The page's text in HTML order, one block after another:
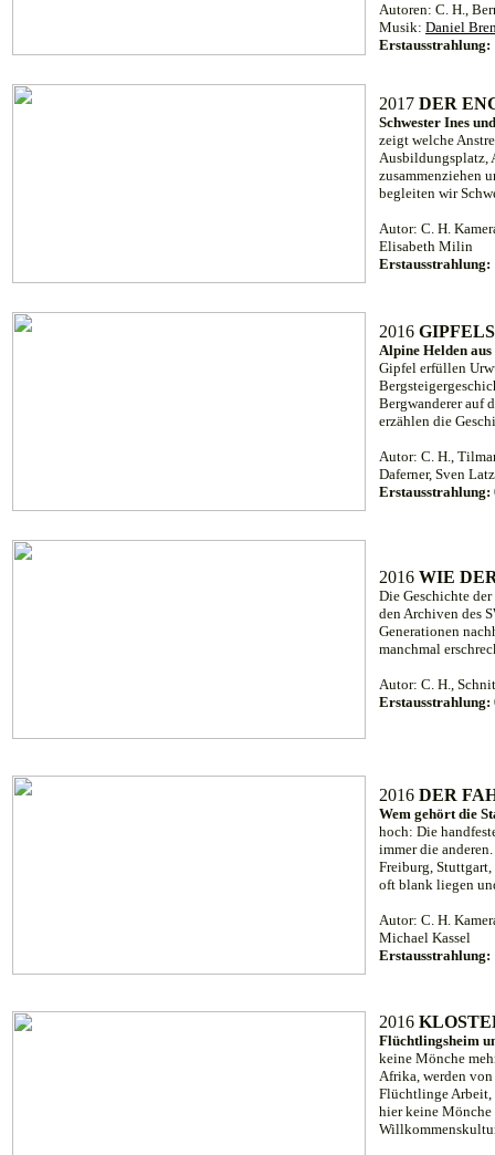
Autoren: C. H.,
Musik: Daniel
Erstausstrahlung:
2017 DER
Schwester Ines
zeigt welche
Ausbildungsplatz,
zusammenziehen
begleiten wir
Autor: C. H.
Elisabeth Milin
Erstausstrahlung:
2016
Alpine Helden aus
Gipfel erfüllen
Bergwanderer auf
erzählen die
Autor: C. H.,
Daferner, Sven
Erstausstrahlung:
2016 WIE
Die Geschichte
den Archiven des
Generationen
manchmal
Autor: C. H.,
Erstausstrahlung:
2016 DER
Wem gehört die
hoch: Die
immer die
Freiburg,
oft blank liegen
Autor: C. H.
Michael Kassel
Erstausstrahlung:
2016
Flüchtlingsheim
keine Mönche
Afrika, werden
Flüchtlinge Arbeit,
hier keine